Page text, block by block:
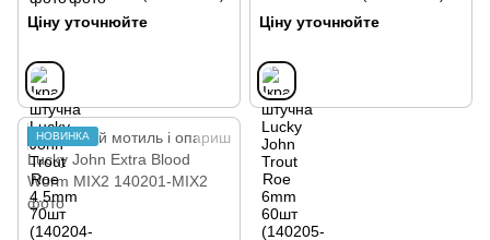
Ціну уточнюйте Ціну уточнюйте
НОВИНКА